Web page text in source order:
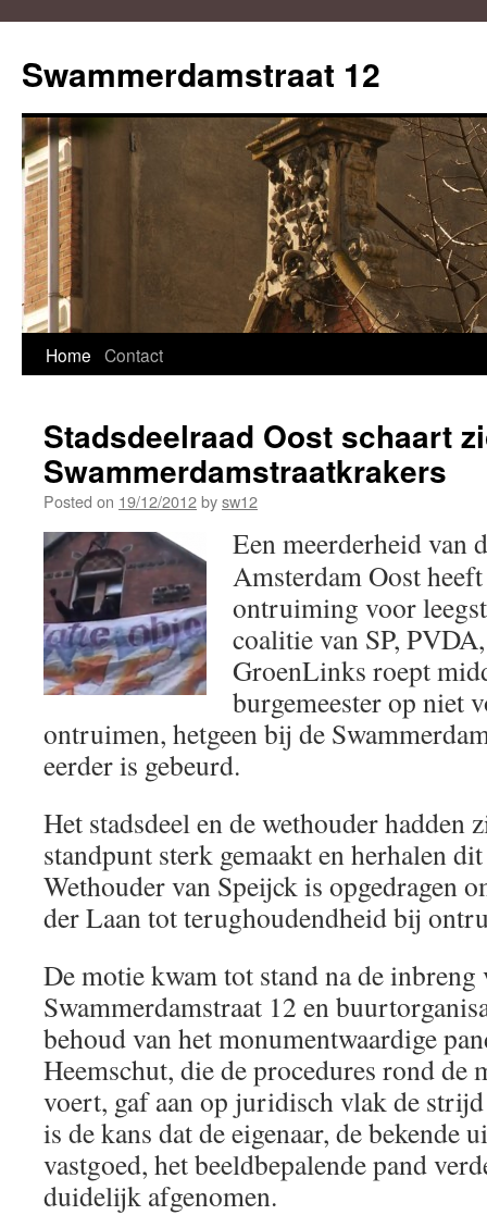
Swammerdamstraat 12
Skip
content
Home Contact
Stadsdeelraad Oost schaart
Swammerdamstraatkrakers
Posted on 19/12/2012bysw12
Een meerderheid van
Amsterdam Oost
ontruiming voor
coalitie van SP,
GroenLinks roept
burgemeester op niet
ontruimen, hetgeen bij de
eerder is gebeurd.
Het stadsdeel en de wethouder hadden
standpunt sterk gemaakt en herhalen
Wethouder van Speijck is opgedragen
der Laan tot terughoudendheid bij
De motie kwam tot stand na de inbreng
Swammerdamstraat 12 en
behoud van het monumentwaardige
Heemschut, die de procedures rond de
voert, gaf aan op juridisch vlak de strijd
is de kans dat de eigenaar, de bekende
vastgoed, het beeldbepalende pand
duidelijk afgenomen.